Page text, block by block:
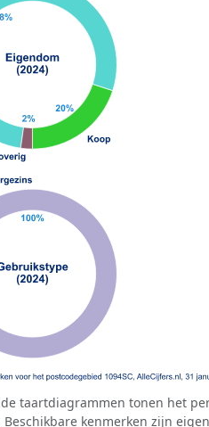
taartdiagrammen tonen het
kenmerken zijn